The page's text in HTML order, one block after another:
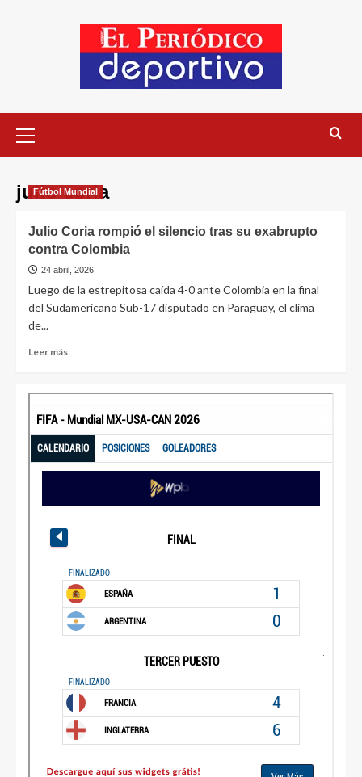
julio coria
Fútbol Mundial
Julio Coria rompió el silencio tras su exabrupto
contra Colombia
24 abril, 2026
Luego de la estrepitosa caída 4-0 ante Colombia en la final
del Sudamericano Sub-17 disputado en Paraguay, el clima
de...
Leer más